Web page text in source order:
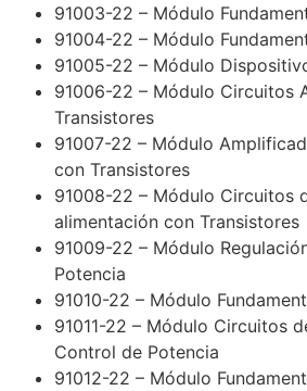
91003-22 – Módulo
91004-22 – Módulo
91005-22 – Módulo
91006-22 – Módulo Circuitos
Transistores
91007-22 – Módulo
con Transistores
91008-22 – Módulo Circuitos
alimentación con Transistores
91009-22 – Módulo
Potencia
91010-22 – Módulo
91011-22 – Módulo Circuitos
Control de Potencia
91012-22 – Módulo